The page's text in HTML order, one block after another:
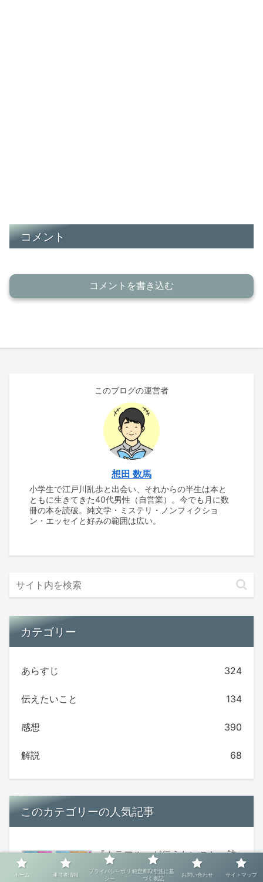
コメント
コメントを書き込む
このブログの運営者
想田 数馬
小学生で江戸川乱歩と出会い、それからの半生は本と
ともに生きてきた40代男性（自営業）。今でも月に数
冊の本を読破。純文学・ミステリ・ノンフィクショ
ン・エッセイと好みの範囲は広い。
カテゴリー
あらすじ 324
伝えたいこと 134
感想 390
解説 68
このカテゴリーの人気記事
『カラフル』が伝えたいこと。誰
でも変われる？再生のヒント
ホーム 運営者情報
プライバシーポリ
シー
特定商取引法に基
づく表記
お問い合わせ サイトマップ